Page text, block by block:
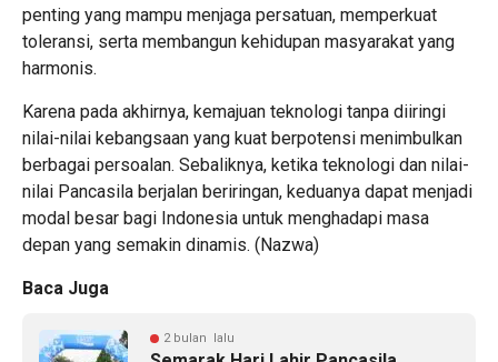
penting yang mampu menjaga persatuan, memperkuat
toleransi, serta membangun kehidupan masyarakat yang
harmonis.
Karena pada akhirnya, kemajuan teknologi tanpa diiringi
nilai-nilai kebangsaan yang kuat berpotensi menimbulkan
berbagai persoalan. Sebaliknya, ketika teknologi dan nilai-
nilai Pancasila berjalan beriringan, keduanya dapat menjadi
modal besar bagi Indonesia untuk menghadapi masa
depan yang semakin dinamis. (Nazwa)
Baca Juga
2 bulan lalu